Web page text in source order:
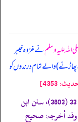
اللہ علیہ وسلمنے غزوہ خیبر
والے تمام درندوں کو
4353]
«سنن ابی داود/الأطعمة 33 (3803)، سنن ابن
13 (3805)، (تحفة الأشراف: 5639)، وقد أخرجہ: صحیح